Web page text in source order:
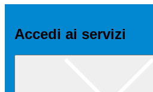
Accedi ai servizi